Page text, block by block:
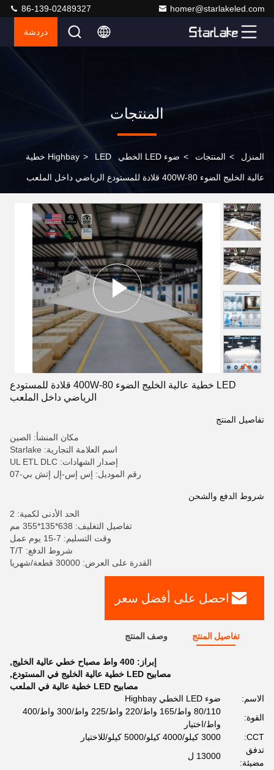
homer@starlakeled.com
86-139-02489327
دردشة
المنتجات
المنزل > المنتجات > ضوء LED الخطي Highbay > LED خطية
عالية الخليج الضوء 80-400W قلادة للمستودع الرياضي داخل الملعب
LED خطية عالية الخليج الضوء 80-400W قلادة للمستودع
الرياضي داخل الملعب
تفاصيل المنتج
مكان المنشأ: الصين
اسم العلامة التجارية: Starlake
إصدار الشهادات: UL ETL DLC
رقم الموديل: إس إس-إل إتش بي-07
شروط الدفع والشحن
الحد الأدنى لكمية: 2
تفاصيل التغليف: 638*135*355 مم
وقت التسليم: 7-15 يوم عمل
شروط الدفع: T/T
القدرة على العرض: 30000 قطعة/شهريا
احصل على أفضل سعر
تفاصيل المنتج وصف المنتج
إبراز: 400 واط مصباح خطي عالية الخليج
,
مصابيح LED خطية عالية الخليج في المستودع
,
مصابيح LED خطية عالية في الملعب
الاسم:
ضوء LED الخطي Highbay
القوة:
80/110 واط/165 واط/220 واط/225 واط/300 واط/400
واط/اختيار
CCT:
3000 كيلو/4000 كيلو/5000 كيلو/للاختيار
تدفق
مضيئة:
13000 ل